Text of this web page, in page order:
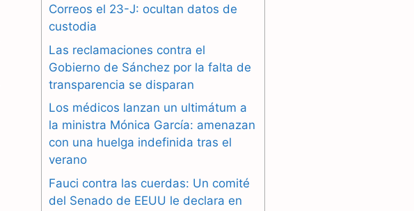
c
b
o
o
k
l
g
a
m
a
s
A
p
p
Correos el 23-J: ocultan datos de
custodia
Las reclamaciones contra el
Gobierno de Sánchez por la falta de
transparencia se disparan
Los médicos lanzan un ultimátum a
la ministra Mónica García: amenazan
con una huelga indefinida tras el
verano
Fauci contra las cuerdas: Un comité
del Senado de EEUU le declara en